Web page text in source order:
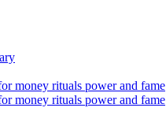
money rituals power and fame
money rituals power and fame